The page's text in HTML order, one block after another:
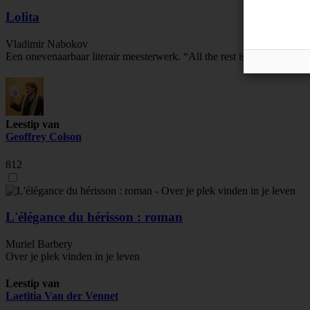
Lolita
Vladimir Nabokov
Een onevenaarbaar literair meesterwerk. “All the rest is rust and
Leestip van
Geoffrey Colson
812
L'élégance du hérisson : roman
Muriel Barbery
Over je plek vinden in je leven
Leestip van
Laetitia Van der Vennet